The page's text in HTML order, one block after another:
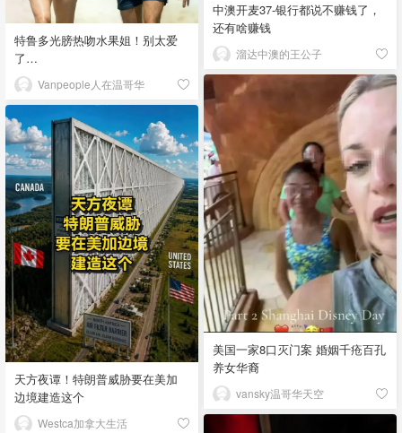
中澳开麦37-银行都说不赚钱了，
还有啥赚钱
溜达中澳的王公子
特鲁多光膀热吻水果姐！别太爱
了…
Vanpeople人在温哥华
美国一家8口灭门案 婚姻千疮百孔
养女华裔
vansky温哥华天空
天方夜谭！特朗普威胁要在美加
边境建造这个
Westca加拿大生活